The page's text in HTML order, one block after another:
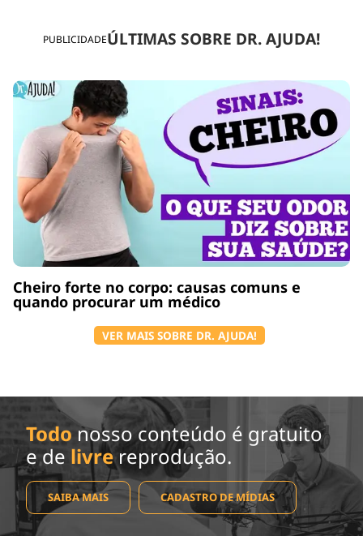
PUBLICIDADEÚLTIMAS SOBRE DR. AJUDA!
Cheiro forte no corpo: causas comuns e
quando procurar um médico
VER MAIS SOBRE DR. AJUDA!
Todo nosso conteúdo é gratuito
e de livrereprodução.
SAIBA MAIS CADASTRO DE MÍDIAS